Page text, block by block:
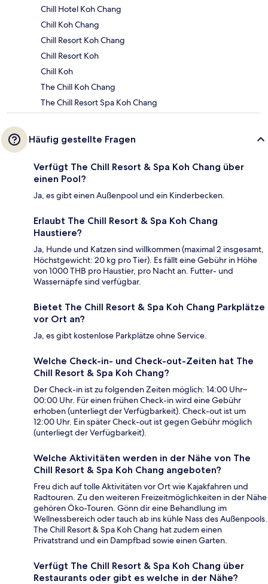
Chill Hotel Koh Chang
Chill Koh Chang
Chill Resort Koh Chang
Chill Resort Koh
Chill Koh
The Chill Koh Chang
The Chill Resort Spa Koh Chang
Häufig gestellte Fragen
Verfügt The Chill Resort & Spa Koh Chang über
einen Pool?
Ja, es gibt einen Außenpool und ein Kinderbecken.
Erlaubt The Chill Resort & Spa Koh Chang
Haustiere?
Ja, Hunde und Katzen sind willkommen (maximal 2 insgesamt,
Höchstgewicht: 20 kg pro Tier). Es fällt eine Gebühr in Höhe
von 1000 THB pro Haustier, pro Nacht an. Futter- und
Wassernäpfe sind verfügbar.
Bietet The Chill Resort & Spa Koh Chang Parkplätze
vor Ort an?
Ja, es gibt kostenlose Parkplätze ohne Service.
Welche Check-in- und Check-out-Zeiten hat The
Chill Resort & Spa Koh Chang?
Der Check-in ist zu folgenden Zeiten möglich: 14:00 Uhr–
00:00 Uhr. Für einen frühen Check-in wird eine Gebühr
erhoben (unterliegt der Verfügbarkeit). Check-out ist um
12:00 Uhr. Ein später Check-out ist gegen Gebühr möglich
(unterliegt der Verfügbarkeit).
Welche Aktivitäten werden in der Nähe von The
Chill Resort & Spa Koh Chang angeboten?
Freu dich auf tolle Aktivitäten vor Ort wie Kajakfahren und
Radtouren. Zu den weiteren Freizeitmöglichkeiten in der Nähe
gehören Öko-Touren. Gönn dir eine Behandlung im
Wellnessbereich oder tauch ab ins kühle Nass des Außenpools.
The Chill Resort & Spa Koh Chang hat zudem einen
Privatstrand und ein Dampfbad sowie einen Garten.
Verfügt The Chill Resort & Spa Koh Chang über
Restaurants oder gibt es welche in der Nähe?